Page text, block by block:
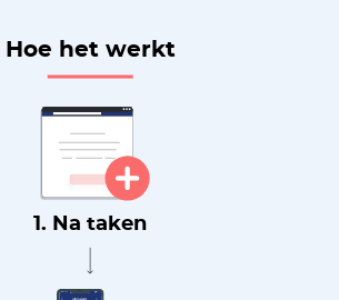
Hoe het werkt
1. Na taken